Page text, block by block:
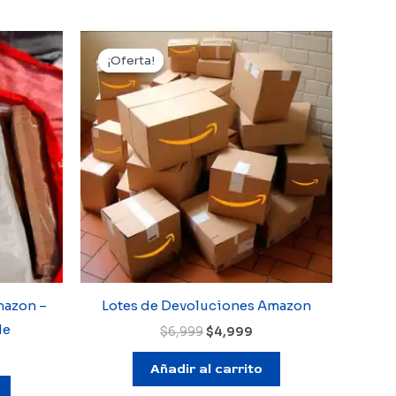
–
¡Oferta!
¡Oferta!
Lotes de Devoluciones Amazon
$6,999El
original
era:
$6,999.
$4,999
es:
$4,999.
Añadir al carrito